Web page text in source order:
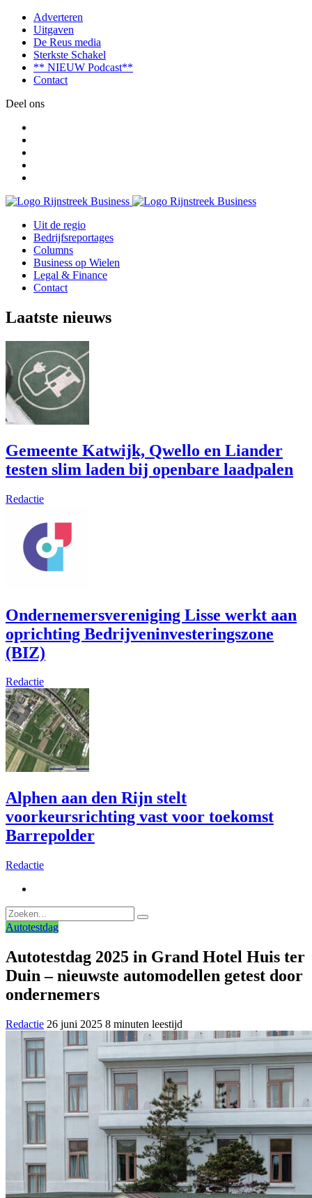
Adverteren
Uitgaven
De Reus media
Sterkste Schakel
** NIEUW Podcast**
Contact
Deel ons
Uit de regio
Bedrijfsreportages
Columns
Business op Wielen
Legal & Finance
Contact
Laatste nieuws
Gemeente Katwijk, Qwello en Liander
testen slim laden bij openbare laadpalen
Redactie
Ondernemersvereniging Lisse werkt aan
oprichting Bedrijveninvesteringszone
(BIZ)
Redactie
Alphen aan den Rijn stelt
voorkeursrichting vast voor toekomst
Barrepolder
Redactie
Autotestdag
Autotestdag 2025 in Grand Hotel Huis ter
Duin – nieuwste automodellen getest door
ondernemers
Redactie 26 juni 2025 8 minuten leestijd